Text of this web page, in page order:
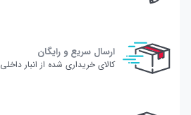
ارسال سریع و رایگان
کالای خریداری شده از انبار داخلی